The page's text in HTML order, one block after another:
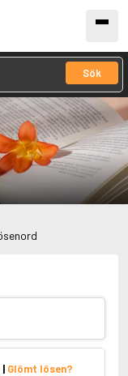
Sök
| Glömt lösen?